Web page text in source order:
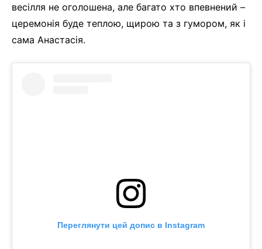
весілля не оголошена, але багато хто впевнений –
церемонія буде теплою, щирою та з гумором, як і
сама Анастасія.
Переглянути цей допис в Instagram